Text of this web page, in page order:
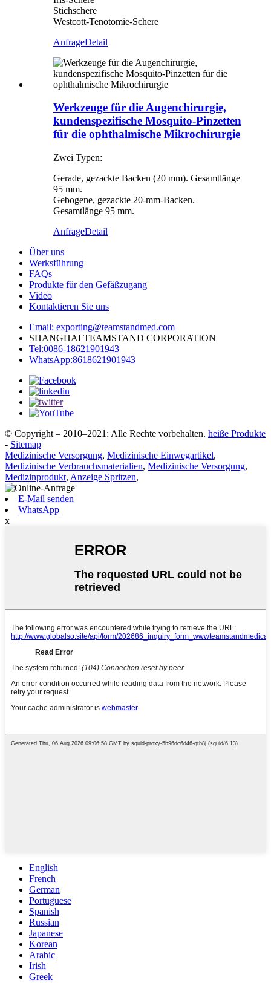
Stichschere
Westcott-Tenotomie-Schere
AnfrageDetail
Werkzeuge für die Augenchirurgie,
kundenspezifische Mosquito-Pinzetten
für die ophthalmische Mikrochirurgie
Zwei Typen:
Gerade, gezackte Backen (20 mm). Gesamtlänge
95 mm.
Gebogene, gezackte 20-mm-Backen.
Gesamtlänge 95 mm.
AnfrageDetail
Über uns
Werksführung
FAQs
Produkte für den Gefäßzugang
Video
Kontaktieren Sie uns
Email: exporting@teamstandmed.com
SHANGHAI TEAMSTAND CORPORATION
Tel:0086-18621901943
WhatsApp:8618621901943
© Copyright – 2010–2021: Alle Rechte vorbehalten. heiße Produkte
- Sitemap
Medizinische Versorgung, Medizinische Einwegartikel,
Medizinische Verbrauchsmaterialien, Medizinische Versorgung,
Medizinprodukt, Anzeige Spritzen,
E-Mail senden
WhatsApp
x
English
French
German
Portuguese
Spanish
Russian
Japanese
Korean
Arabic
Irish
Greek